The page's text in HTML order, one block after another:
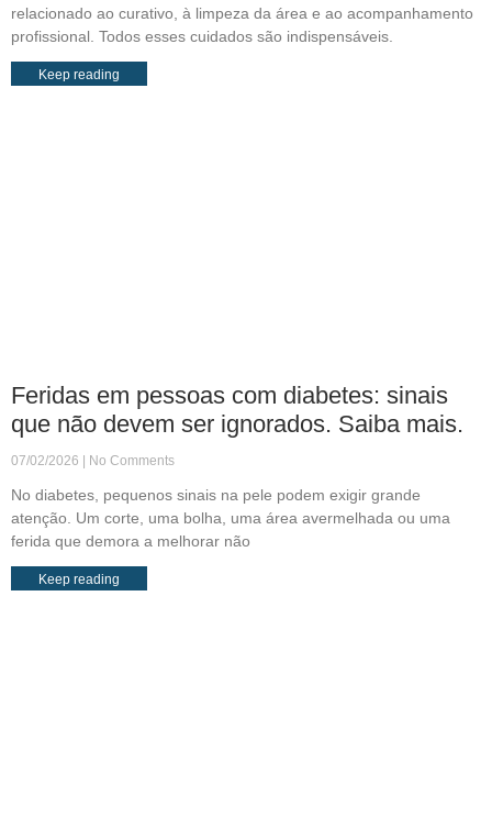
relacionado ao curativo, à limpeza da área e ao acompanhamento
profissional. Todos esses cuidados são indispensáveis.
Keep reading
Feridas em pessoas com diabetes: sinais
que não devem ser ignorados. Saiba mais.
07/02/2026 No Comments
No diabetes, pequenos sinais na pele podem exigir grande
atenção. Um corte, uma bolha, uma área avermelhada ou uma
ferida que demora a melhorar não
Keep reading